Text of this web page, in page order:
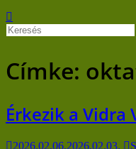
Címke:
Érkezik a Vidra
2026.02.06.2026.02.03.